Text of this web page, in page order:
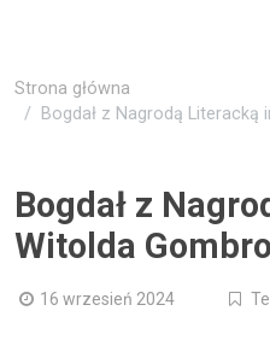
Strona główna
Bogdał z Nagrodą
Bogdał z
Witolda
16 wrzesień 2024